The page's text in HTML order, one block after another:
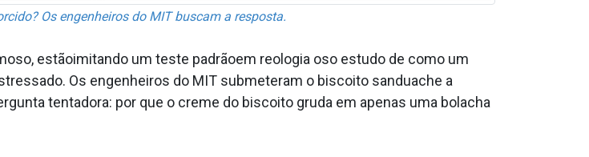
Os engenheiros do MIT buscam a resposta.
estãoimitando um teste padrãoem reologia oso estudo de como um
Os engenheiros do MIT submeteram o biscoito sandua­che a
tentadora: por que o creme do biscoito gruda em apenas uma bolacha